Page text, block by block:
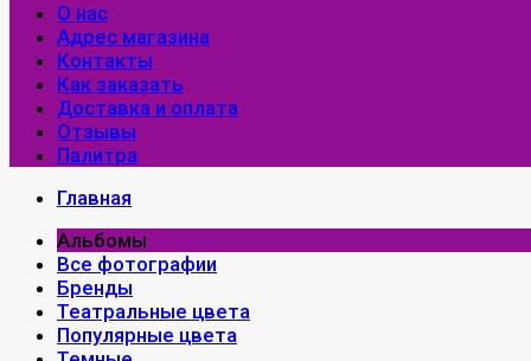
О нас
Адрес магазина
Контакты
Как заказать
Доставка и оплата
Отзывы
Палитра
Главная
Альбомы
Все фотографии
Бренды
Театральные цвета
Популярные цвета